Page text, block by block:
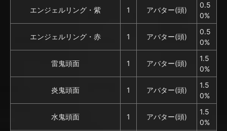
エンジェルリング・紫 1 アバター(頭)
0.5
0%
エンジェルリング・赤 1 アバター(頭)
0.5
0%
雷鬼頭面 1 アバター(頭)
1.5
0%
炎鬼頭面 1 アバター(頭)
1.5
0%
水鬼頭面 1 アバター(頭)
1.5
0%